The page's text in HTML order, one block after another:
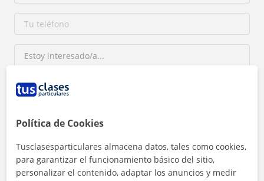
Al hacer clic, aceptas nuestro
Contactar ahora
Política de Cookies
Tusclasesparticulares almacena datos, tales como cookies,
para garantizar el funcionamiento básico del sitio,
personalizar el contenido, adaptar los anuncios y medir